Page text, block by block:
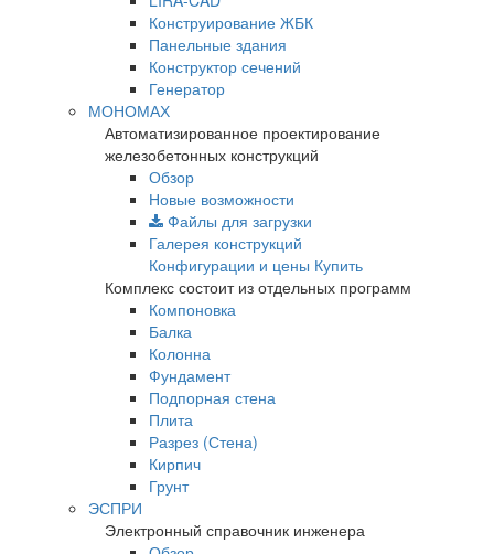
Конструирование ЖБК
Панельные здания
Конструктор сечений
Генератор
МОНОМАХ
Автоматизированное проектирование
железобетонных конструкций
Обзор
Новые возможности
Файлы для загрузки
Галерея конструкций
Конфигурации и цены Купить
Комплекс состоит из отдельных программ
Компоновка
Балка
Колонна
Фундамент
Подпорная стена
Плита
Разрез (Стена)
Кирпич
Грунт
ЭСПРИ
Электронный справочник инженера